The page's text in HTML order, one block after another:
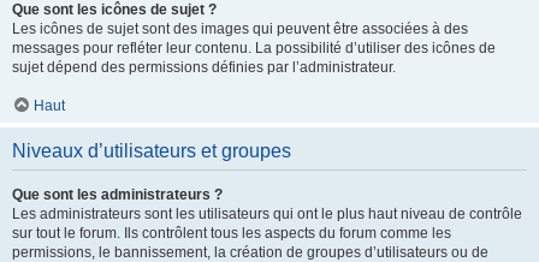
Que sont les icônes de sujet ?
Les icônes de sujet sont des images qui peuvent être associées à des
messages pour refléter leur contenu. La possibilité d’utiliser des icônes de
sujet dépend des permissions définies par l’administrateur.
Haut
Niveaux d’utilisateurs et groupes
Que sont les administrateurs ?
Les administrateurs sont les utilisateurs qui ont le plus haut niveau de contrôle
sur tout le forum. Ils contrôlent tous les aspects du forum comme les
permissions, le bannissement, la création de groupes d’utilisateurs ou de